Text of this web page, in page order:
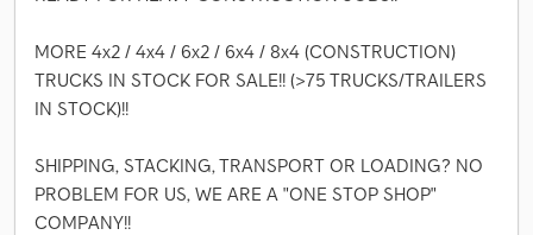
MORE 4x2 / 4x4 / 6x2 / 6x4 / 8x4 (CONSTRUCTION)
TRUCKS IN STOCK FOR SALE!! (>75 TRUCKS/TRAILERS
IN STOCK)!!
SHIPPING, STACKING, TRANSPORT OR LOADING? NO
PROBLEM FOR US, WE ARE A "ONE STOP SHOP"
COMPANY!!